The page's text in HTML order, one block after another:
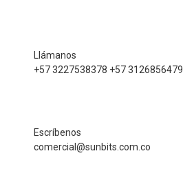
Llámanos
+57 3227538378 +57 3126856479
Escríbenos
comercial@sunbits.com.co